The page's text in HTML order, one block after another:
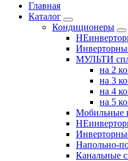
Главная
Каталог
Кондиционеры
МУЛЬТИ
на 2
на 3
на 4
на 5
Мобильные
Напольно-
Канальные